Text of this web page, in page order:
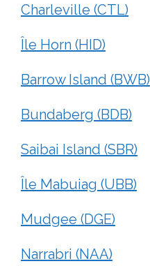
Charleville (CTL)
Île Horn (HID)
Barrow Island (BWB)
Bundaberg (BDB)
Saibai Island (SBR)
Île Mabuiag (UBB)
Mudgee (DGE)
Narrabri (NAA)